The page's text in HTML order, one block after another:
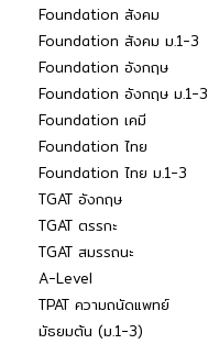
Foundation สังคม
Foundation สังคม ม.1-3
Foundation อังกฤษ
Foundation อังกฤษ ม.1-3
Foundation เคมี
Foundation ไทย
Foundation ไทย ม.1-3
TGAT อังกฤษ
TGAT ตรรกะ
TGAT สมรรถนะ
A-Level
TPAT ความถนัดแพทย์
มัธยมต้น (ม.1-3)